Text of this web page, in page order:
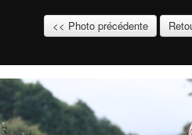
<< Photo précédente